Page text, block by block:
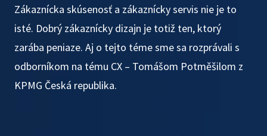
Zákaznícka skúsenosť a zákaznícky servis nie je to
isté. Dobrý zákaznícky dizajn je totiž ten, ktorý
zarába peniaze. Aj o tejto téme sme sa rozprávali s
odborníkom na tému CX – Tomášom Potměšilom z
KPMG Česká republika.